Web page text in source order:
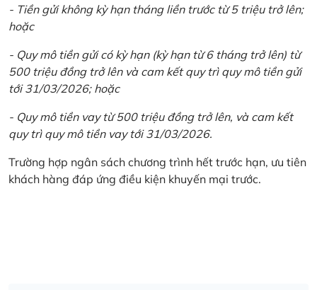
- Tiền gửi không kỳ hạn tháng liền trước từ 5 triệu trở lên;
hoặc
- Quy mô tiền gửi có kỳ hạn (kỳ hạn từ 6 tháng trở lên) từ
500 triệu đồng trở lên và cam kết quy trì quy mô tiền gửi
tới 31/03/2026; hoặc
- Quy mô tiền vay từ 500 triệu đồng trở lên, và cam kết
quy trì quy mô tiền vay tới 31/03/2026.
Trường hợp ngân sách chương trình hết trước hạn, ưu tiên
khách hàng đáp ứng điều kiện khuyến mại trước.